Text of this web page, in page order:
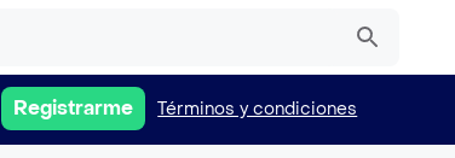
Registrarme Términos y condiciones